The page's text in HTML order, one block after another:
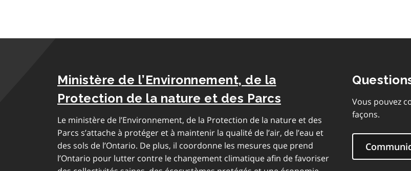
Ministère de l’Environnement, de la
Protection de la nature et des Parcs
Le ministère de l’Environnement, de la Protection de la nature et des
Parcs s’attache à protéger et à maintenir la qualité de l’air, de l’eau et
des sols de l’Ontario. De plus, il coordonne les mesures que prend
l’Ontario pour lutter contre le changement climatique afin de favoriser
Vous pouvez
façons.